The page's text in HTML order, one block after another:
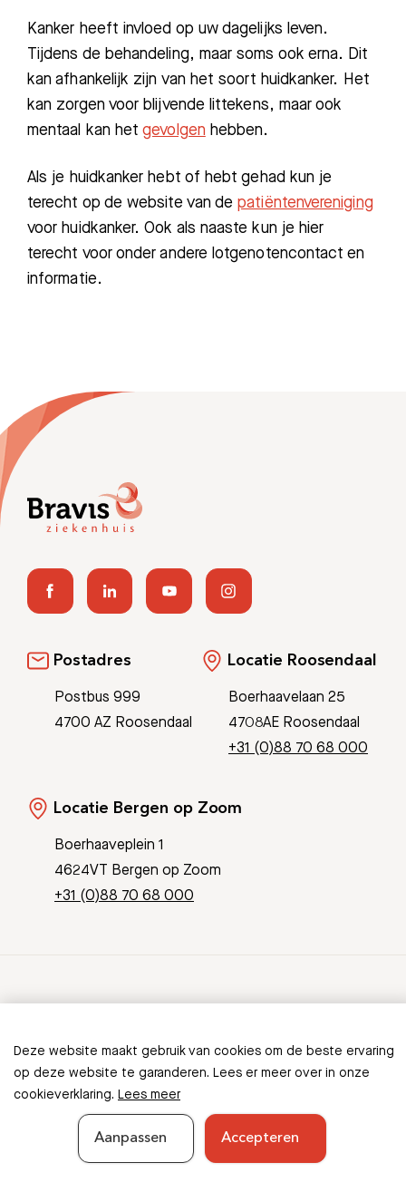
Deze website maakt gebruik van cookies om de beste ervaring
op deze website te garanderen. Lees er meer over in onze
cookieverklaring. Lees meer
Aanpassen Accepteren
Kanker heeft invloed op uw dagelijks leven.
Tijdens de behandeling, maar soms ook erna. Dit
kan afhankelijk zijn van het soort huidkanker. Het
kan zorgen voor blijvende littekens, maar ook
mentaal kan hetgevolgen hebben.
Als je huidkanker hebt of hebt gehad kun je
terecht op de website van depatiëntenvereniging
voor huidkanker. Ook als naaste kun je hier
terecht voor onder andere lotgenotencontact en
informatie.
Postadres
Postbus 999
4700 AZ Roosendaal
Locatie Roosendaal
Boerhaavelaan 25
4708AE Roosendaal
+31 (0)88 70 68 000
Locatie Bergen op Zoom
Boerhaaveplein 1
4624VT Bergen op Zoom
+31 (0)88 70 68 000
Informatieveiligheid
Sitemap